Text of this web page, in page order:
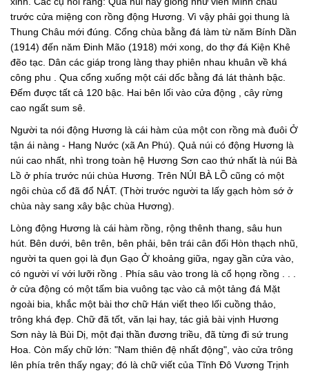
trước cửa miệng con rồng động Hương. Vì vậy phải gọi thung là
Thung Châu mới đúng. Cổng chùa bằng đá làm từ năm Bính Dần
(1914) đến năm Ðinh Mão (1918) mới xong, do thợ đá Kiện Khê
đẽo tạc. Dân các giáp trong làng thay phiên nhau khuân về khá
công phu . Qua cổng xuống một cái dốc bằng đá lát thành bậc.
Ðếm được tất cả 120 bậc. Hai bên lối vào cửa động , cây rừng
cao ngất sum sê.
Người ta nói động Hương là cái hàm của một con rồng mà đuôi Ở
tận ái nàng - Hang Nước (xã An Phú). Quả núi có động Hương là
núi cao nhất, nhì trong toàn hệ Hương Sơn cao thứ nhất là núi Bà
Lồ ở phía trước núi chùa Hương. Trên NÚI BÀ LỒ cũng có một
ngôi chùa cổ đã đổ NÁT. (Thời trước người ta lấy gạch hòm sớ ở
chùa này sang xây bậc chùa Hương).
Lòng động Hương là cái hàm rồng, rộng thênh thang, sâu hun
hút. Bên dưới, bên trên, bên phải, bên trái cân đối Hòn thạch nhũ,
người ta quen gọi là đụn Gạo Ở khoảng giữa, ngay gần cửa vào,
có người ví với lưỡi rồng . Phía sâu vào trong là cổ họng rồng . . .
ở cửa động có một tấm bia vuông tạc vào cả một tảng đá Mặt
ngoài bia, khắc một bài thơ chữ Hán viết theo lối cuồng thảo,
trông khá đẹp. Chữ đã tốt, văn lại hay, tác giả bài vịnh Hương
Sơn này là Bùi Dị, một đại thần đương triều, đã từng đi sứ trung
Hoa. Còn mấy chữ lớn: "Nam thiên đệ nhất động", vào cửa trông
lên phía trên thấy ngay; đó là chữ viết của Tĩnh Đô Vương Trịnh